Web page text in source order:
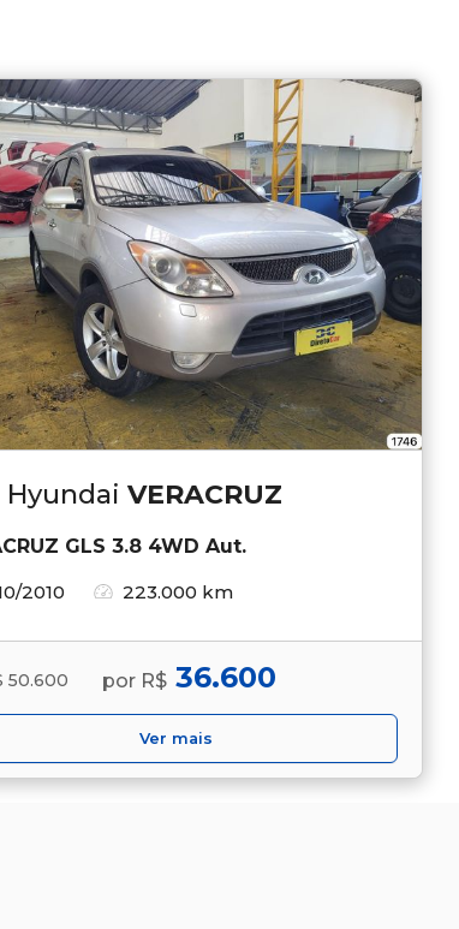
Hyundai VERACRUZ
GLS 3.8 4WD Aut.
2010
223.000 km
50.600 por R$ 36.600
Ver mais